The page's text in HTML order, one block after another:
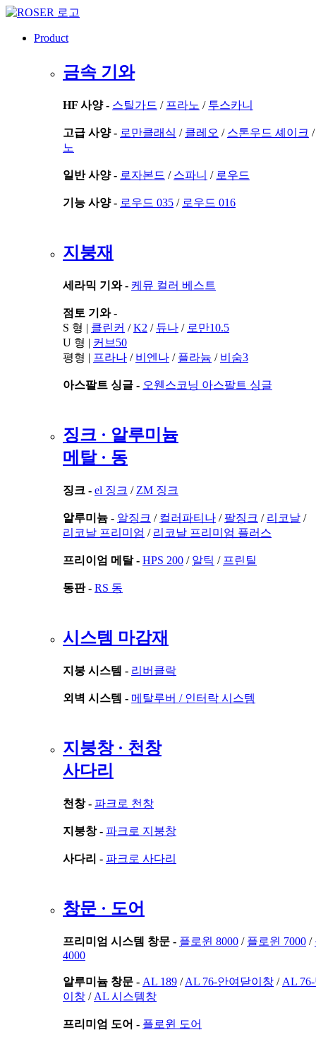
콘
Product
금속 기와
HF 사양 - 스틸가드 / 프라노 / 투스카니
고급 사양 - 로만클래식 / 클레오 / 스톤우드 셰이크
노
일반 사양 - 로자본드 / 스파니 / 로우드
기능 사양 - 로우드 035 / 로우드 016
지붕재
세라믹 기와 - 케뮤 컬러 베스트
점토 기와 -
S 형 | 클린커 /K2 / 듀나 / 로만10.5
U 형 | 커브50
평형 | 프라나 / 비엔나 / 플라늄 / 비숨3
아스팔트 싱글 - 오웬스코닝 아스팔트 싱글
징크 · 알루미늄
메탈 · 동
징크 - el 징크 / ZM 징크
알루미늄 - 알징크 / 컬러파티나 / 팔징크 / 리코날 /
리코날 프리미엄 / 리코날 프리미엄 플러스
프리이엄 메탈 - HPS 200 / 알틱 / 프린틸
동판 - RS 동
시스템 마감재
지붕 시스템 - 리버클락
외벽 시스템 - 메탈루버 / 인터락 시스템
지붕창 · 천창
사다리
천창 - 파크로 천창
지붕창 - 파크로 지붕창
사다리 - 파크로 사다리
창문 · 도어
프리미엄 시스템 창문 - 플로윈 8000 / 플로윈 7000 /
4000
알루미늄 창문 - AL 189 /AL 76-안여닫이창 / AL
이창 / AL 시스템창
프리미엄 도어 - 플로윈 도어